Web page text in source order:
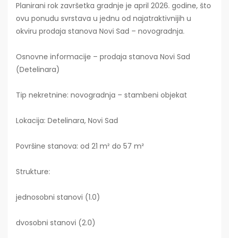
Planirani rok završetka gradnje je april 2026. godine, što
ovu ponudu svrstava u jednu od najatraktivnijih u
okviru prodaja stanova Novi Sad – novogradnja.
Osnovne informacije – prodaja stanova Novi Sad
(Detelinara)
Tip nekretnine: novogradnja – stambeni objekat
Lokacija: Detelinara, Novi Sad
Površine stanova: od 21 m² do 57 m²
Strukture:
jednosobni stanovi (1.0)
dvosobni stanovi (2.0)